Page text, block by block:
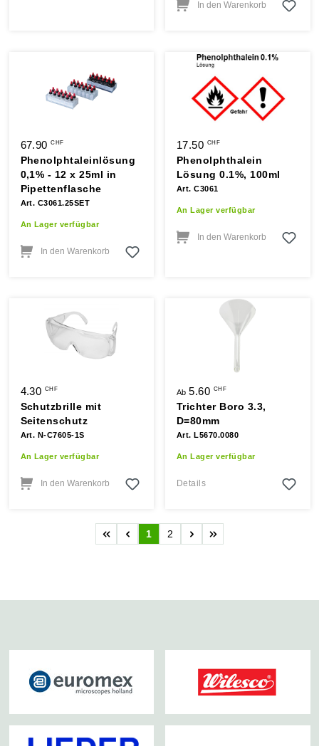
In den Warenkorb
67.90CHF
Phenolphtaleinlösung
0,1% - 12 x 25ml in
Pipettenflasche
Art. C3061.25SET
An Lager verfügbar
In den Warenkorb
17.50 CHF
Phenolphthalein
Lösung 0.1%, 100ml
Art. C3061
An Lager verfügbar
In den Warenkorb
4.30 CHF
Schutzbrille mit
Seitenschutz
Art. N-C7605-1S
An Lager verfügbar
In den Warenkorb
Ab5.60 CHF
Trichter Boro 3.3,
D=80mm
Art. L5670.0080
An Lager verfügbar
Details
Seite
1 Seite
2